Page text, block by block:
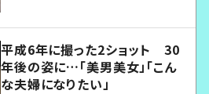
平成6年に撮った2ショット 30
年後の姿に…「美男美女」「こん
な夫婦になりたい」